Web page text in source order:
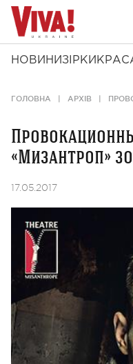
НОВИНИ ЗІРКИ
ГОЛОВНА АРХІВ
«Мизантроп»
17.05.2017